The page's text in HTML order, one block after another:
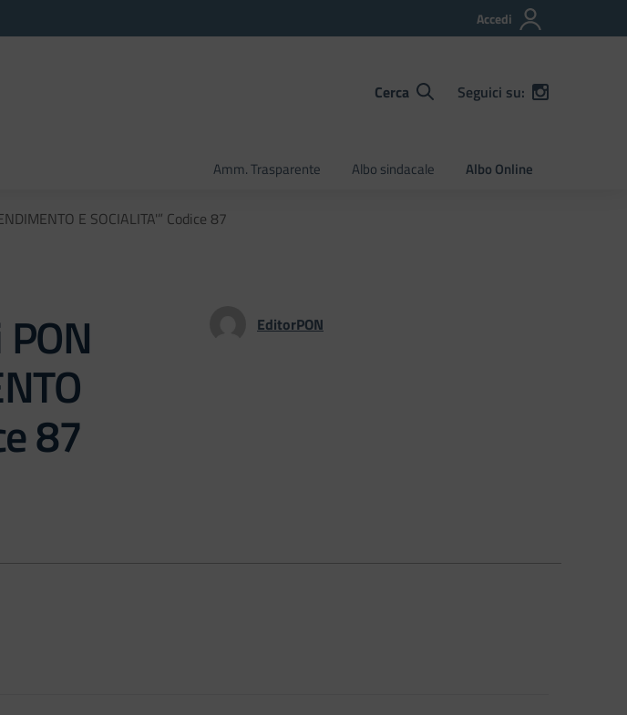
Accedi
Cerca Seguici su:
Amm. Trasparente Albo sindacale Albo Online
E SOCIALITA'” Codice 87
87
EditorPON